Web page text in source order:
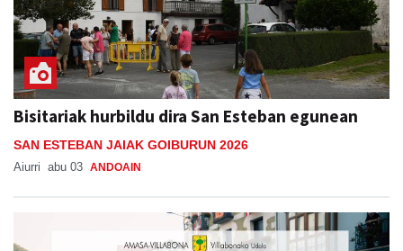
Bisitariak hurbildu dira San Esteban egunean
SAN ESTEBAN JAIAK GOIBURUN 2026
Aiurri abu 03 ANDOAIN